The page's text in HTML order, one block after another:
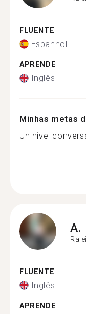
FLUENTE
Espanhol
APRENDE
Inglês
Minhas metas
Un nivel
A.
FLUENTE
Inglês
APRENDE